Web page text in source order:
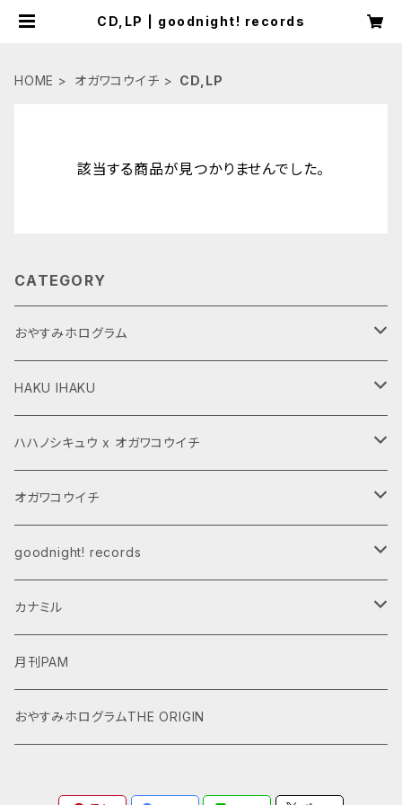
CD,LP | goodnight! records
HOME オガワコウイチ CD,LP
該当する商品が見つかりませんでした。
CATEGORY
おやすみホログラム
CD,LP
グッズ
ダウンロード商品
受注商品
HAKU IHAKU
グッズ
CD,LP
ダウンロード商品
ハハノシキュウ x オガワコウイチ
グッズ
CD,LP
ダウンロード商品
オガワコウイチ
CD,LP
goodnight! records
グッズ
受注商品
カナミル
デジタルデータ
月刊PAM
おやすみホログラムTHE ORIGIN